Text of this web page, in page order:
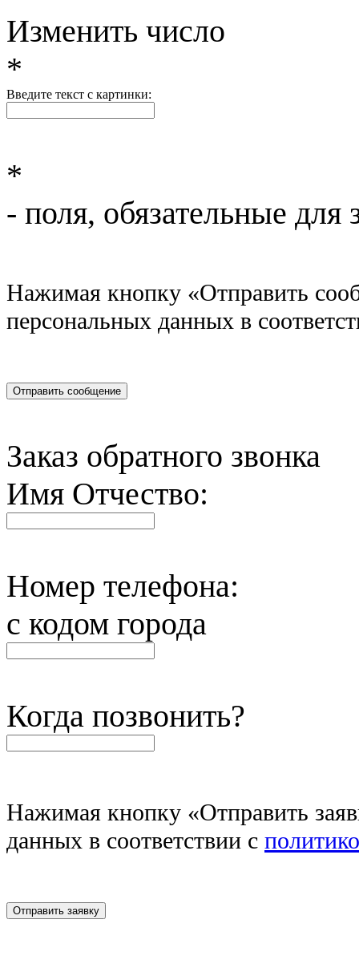
Изменить число
*
Введите текст с картинки:
*
- поля, обязательные для
Нажимая кнопку «Отправить
персональных данных в
Отправить сообщение
Заказ обратного звонка
Имя Отчество:
Номер телефона:
с кодом города
Когда позвонить?
Нажимая кнопку «Отправить
данных в соответствии c
Отправить заявку